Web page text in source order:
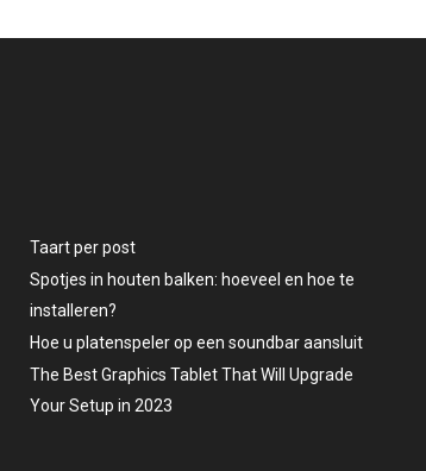
Taart per post
Spotjes in houten balken: hoeveel en hoe te
installeren?
Hoe u platenspeler op een soundbar aansluit
The Best Graphics Tablet That Will Upgrade
Your Setup in 2023